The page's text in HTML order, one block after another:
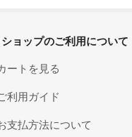
ショップのご利用について
ートを見る
利用ガイド
支払方法について